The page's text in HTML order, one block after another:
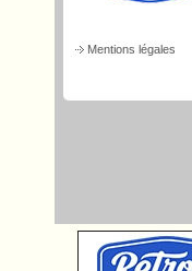
Mentions légales